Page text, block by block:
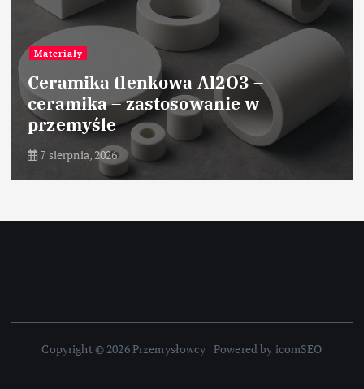
Materiały
Ceramika tlenkowa Al2O3 –
ceramika – zastosowanie w
przemyśle
7 sierpnia, 2026
Copyright © 2026 Przemysłowcy | Powered by icomSEO